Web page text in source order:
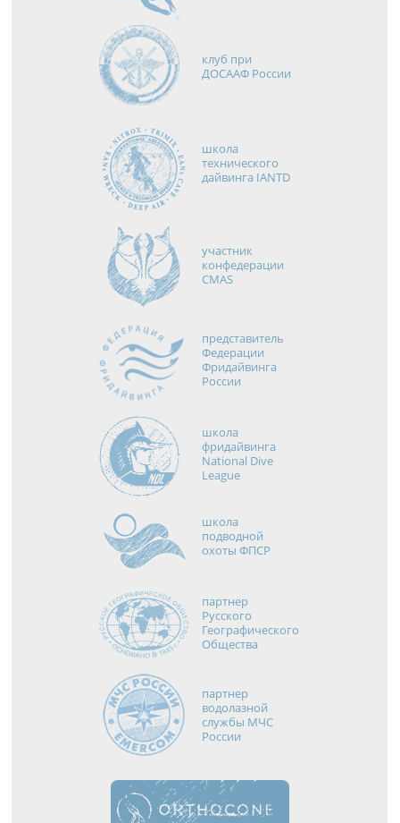
клуб при
ДОСААФ России
школа
технического
дайвинга IANTD
участник
конфедерации
CMAS
представитель
Федерации
Фридайвинга
России
школа
фридайвинга
National Dive
League
школа
подводной
охоты ФПСР
партнер
Русского
Географического
Общества
партнер
водолазной
службы МЧС
России